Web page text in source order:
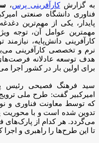
به گزارشکارآفرینی پرس،
فناوری دانشگاه صنعتی
پایدار، یکی از مهم‌ترین
مهمترین عوامل آن، توجه
کارآفرینی دانش‌پایه،
نرم و تخصصی کارآفرینی
هدف توسعه عادلانه
برای اولین بار در کشور اجرا
سید فرهنگ فصیحی رئیس
که توسط معاونت فناوری و
تدوین شده است و با محوریت
می‌گردد. هر کدام از پارک‌های
تا این طرح‌ها را راهبری و اجرا